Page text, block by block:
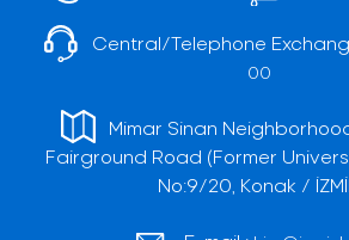
Central/Telephone
00
Mimar Sinan
Fairground Road (Former
No:9/20, Konak /